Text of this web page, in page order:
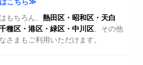
もちろん、 熱田区・昭和区・天白
種区・港区・緑区・中川区 、その他
さまもご利用いただけます。